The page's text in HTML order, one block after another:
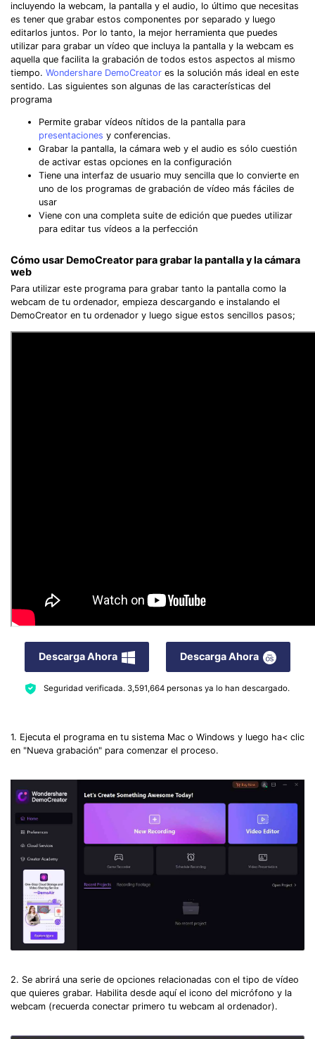
incluyendo la webcam, la pantalla y el audio, lo último que necesitas
es tener que grabar estos componentes por separado y luego
editarlos juntos. Por lo tanto, la mejor herramienta que puedes
utilizar para grabar un vídeo que incluya la pantalla y la webcam es
aquella que facilita la grabación de todos estos aspectos al mismo
tiempo. Wondershare DemoCreator es la solución más ideal en este
sentido. Las siguientes son algunas de las características del
programa
Permite grabar vídeos nítidos de la pantalla para
presentaciones y conferencias.
Grabar la pantalla, la cámara web y el audio es sólo cuestión
de activar estas opciones en la configuración
Tiene una interfaz de usuario muy sencilla que lo convierte en
uno de los programas de grabación de vídeo más fáciles de
usar
Viene con una completa suite de edición que puedes utilizar
para editar tus vídeos a la perfección
Cómo usar DemoCreator para grabar la pantalla y la cámara
web
Para utilizar este programa para grabar tanto la pantalla como la
webcam de tu ordenador, empieza descargando e instalando el
DemoCreator en tu ordenador y luego sigue estos sencillos pasos;
Descarga Ahora Descarga Ahora
Seguridad verificada. 3,591,664personas ya lo han descargado.
1. Ejecuta el programa en tu sistema Mac o Windows y luego ha< clic
en "Nueva grabación" para comenzar el proceso.
2. Se abrirá una serie de opciones relacionadas con el tipo de vídeo
que quieres grabar. Habilita desde aquí el icono del micrófono y la
webcam (recuerda conectar primero tu webcam al ordenador).